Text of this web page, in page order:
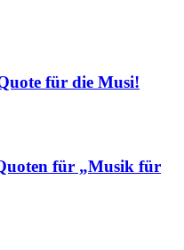
für die Musi!
für „Musik für